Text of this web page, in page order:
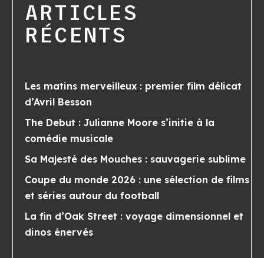
ARTICLES
RÉCENTS
Les matins merveilleux : premier film délicat
d’Avril Besson
The Debut : Julianne Moore s’initie à la
comédie musicale
Sa Majesté des Mouches : sauvagerie sublime
Coupe du monde 2026 : une sélection de films
et séries autour du football
La fin d’Oak Street : voyage dimensionnel et
dinos énervés